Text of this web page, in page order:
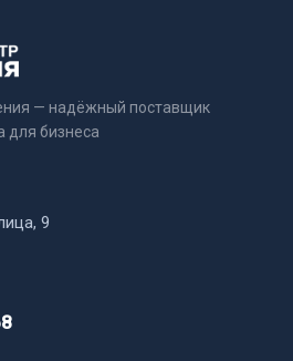
— надёжный поставщик
для бизнеса
9